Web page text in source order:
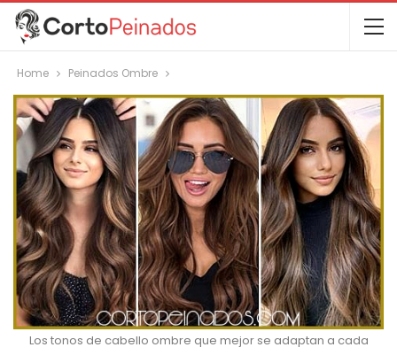
Home Peinados Ombre
Los tonos de cabello ombre que mejor se adaptan a cada